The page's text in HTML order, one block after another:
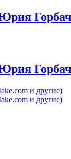
и другие)
и другие)